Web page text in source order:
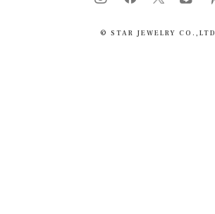
© STAR JEWELRY CO.,LTD